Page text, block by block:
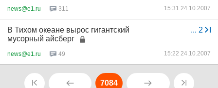
news@e1.ru 311 15:31 24.10.2007
... 2
В Тихом океане вырос гигантский
мусорный айсберг
news@e1.ru 49 15:22 24.10.2007
7084